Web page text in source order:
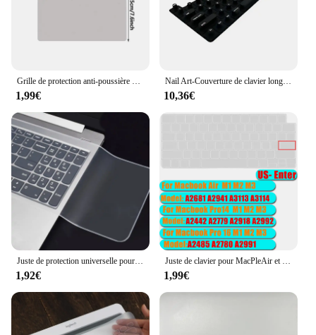
Grille de protection anti-poussière pour clavier Apple Macbook Pro, adaptée pour ordinateur portable, 13 ", 14/15"
1,99€
Nail Art-Couverture de clavier longue et transparente, film de protection universel pour ordinateur portable, N64.Type
10,36€
Juste de protection universelle pour clavier d'ordinateur portable, peau de protection en silicone, étanche à la poussière, ordinateur portable, 13 "-17"
1,92€
Juste de clavier pour MacPleAir et Pro M3, M2, Dallas, 15.3 ", 14", 13.6 ", 16, A3113, A3114, A2941, A2681, A2992, A2991, A2918, A2779, A2780, A2442
1,99€